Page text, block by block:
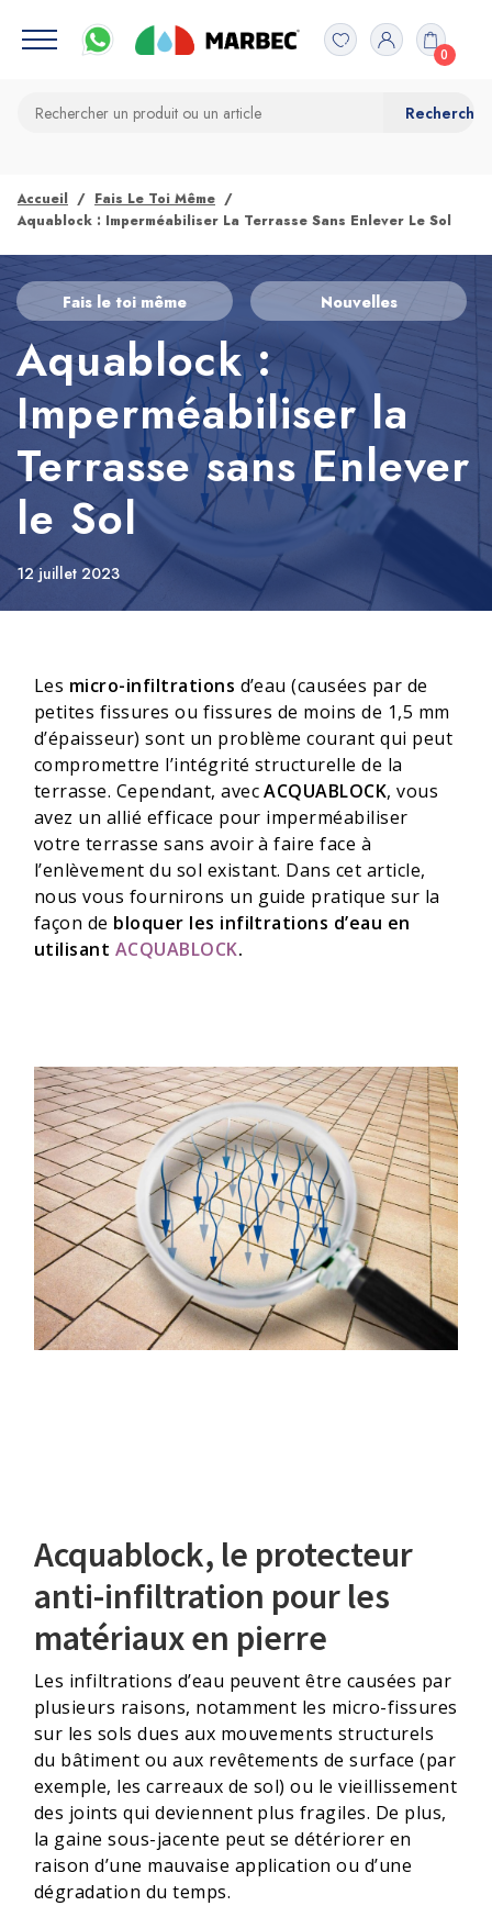
0
Accueil
Fais Le Toi Même
Aquablock : Imperméabiliser La Terrasse Sans Enlever Le Sol
Fais le toi même Nouvelles
Aquablock :
Imperméabiliser la
Terrasse sans Enlever
le Sol
12 juillet 2023
Les micro-infiltrations d’eau (causées par de
petites fissures ou fissures de moins de 1,5 mm
d’épaisseur) sont un problème courant qui peut
compromettre l’intégrité structurelle de la
terrasse. Cependant, avecACQUABLOCK, vous
avez un allié efficace pour imperméabiliser
votre terrasse sans avoir à faire face à
l’enlèvement du sol existant. Dans cet article,
nous vous fournirons un guide pratique sur la
façon de bloquer les infiltrations d’eau en
utilisant ACQUABLOCK.
Acquablock, le protecteur
anti-infiltration pour les
matériaux en pierre
Les infiltrations d’eau peuvent être causées par
plusieurs raisons, notamment les micro-fissures
sur les sols dues aux mouvements structurels
du bâtiment ou aux revêtements de surface (par
exemple, les carreaux de sol) ou le vieillissement
des joints qui deviennent plus fragiles. De plus,
la gaine sous-jacente peut se détériorer en
raison d’une mauvaise application ou d’une
dégradation du temps.